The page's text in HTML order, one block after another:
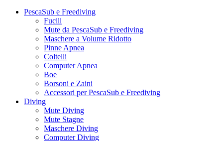
PescaSub e Freediving
Fucili
Mute da PescaSub e Freediving
Maschere a Volume Ridotto
Pinne Apnea
Coltelli
Computer Apnea
Boe
Borsoni e Zaini
Accessori per PescaSub e Freediving
Diving
Mute Diving
Mute Stagne
Maschere Diving
Computer Diving